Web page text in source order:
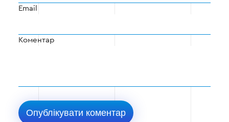
Email
Коментар